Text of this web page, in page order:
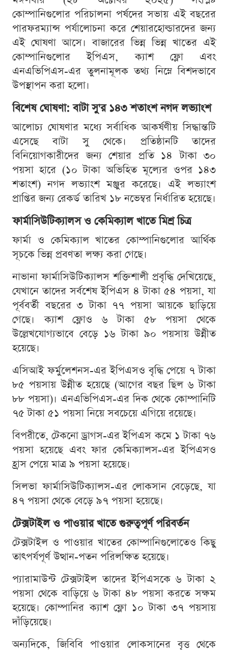
কোম্পানিগুলোর পরিচালনা পর্ষদের সভায় এই বছরের
পারফরম্যান্স পর্যালোচনা করে শেয়ারহোল্ডারদের জন্য
এই ঘোষণা আসে। বাজারের ভিন্ন ভিন্ন খাতের এই
কোম্পানিগুলোর ইপিএস, ক্যাশ ফ্লো এবং
এনএভিপিএস-এর তুলনামূলক তথ্য নিম্নে বিশদভাবে
উপস্থাপন করা হলো।
বিশেষ ঘোষণা: বাটা সু'র ১৪৩ শতাংশ নগদ লভ্যাংশ
আলোচ্য ঘোষণার মধ্যে সর্বাধিক আকর্ষণীয় সিদ্ধান্তটি
এসেছে বাটা সু থেকে। প্রতিষ্ঠানটি তাদের
বিনিয়োগকারীদের জন্য শেয়ার প্রতি ১৪ টাকা ৩০
পয়সা হারে (১০ টাকা অভিহিত মূল্যের ওপর ১৪৩
শতাংশ) নগদ লভ্যাংশ মঞ্জুর করেছে। এই লভ্যাংশ
প্রাপ্তির জন্য রেকর্ড তারিখ ১৮ নভেম্বর নির্ধারিত হয়েছে।
ফার্মাসিউটিক্যালস ও কেমিক্যাল খাতে মিশ্র চিত্র
ফার্মা ও কেমিক্যাল খাতের কোম্পানিগুলোর আর্থিক
সূচকে ভিন্ন প্রবণতা লক্ষ্য করা গেছে।
নাভানা ফার্মাসিউটিক্যালস শক্তিশালী প্রবৃদ্ধি দেখিয়েছে,
যেখানে তাদের সর্বশেষ ইপিএস ৪ টাকা ৫৪ পয়সা, যা
পূর্ববর্তী বছরের ৩ টাকা ৭৭ পয়সা আয়কে ছাড়িয়ে
গেছে। ক্যাশ ফ্লোও ৬ টাকা ৫৮ পয়সা থেকে
উল্লেখযোগ্যভাবে বেড়ে ১৬ টাকা ৯০ পয়সায় উন্নীত
হয়েছে।
এসিআই ফর্মুলেশনস-এর ইপিএসও বৃদ্ধি পেয়ে ৭ টাকা
৮৫ পয়সায় উন্নীত হয়েছে (আগের বছর ছিল ৬ টাকা
৮৮ পয়সা)। এনএভিপিএস-এর দিক থেকে কোম্পানিটি
৭৫ টাকা ৫১ পয়সা নিয়ে সবচেয়ে এগিয়ে রয়েছে।
বিপরীতে, টেকনো ড্রাগস-এর ইপিএস কমে ১ টাকা ৭৬
পয়সা হয়েছে এবং ফার কেমিক্যালস-এর ইপিএসও
হ্রাস পেয়ে মাত্র ৯ পয়সা হয়েছে।
সিলভা ফার্মাসিউটিক্যালস-এর লোকসান বেড়েছে, যা
৪৭ পয়সা থেকে বেড়ে ৯৭ পয়সা হয়েছে।
টেক্সটাইল ও পাওয়ার খাতে গুরুত্বপূর্ণ পরিবর্তন
টেক্সটাইল ও পাওয়ার খাতের কোম্পানিগুলোতেও কিছু
তাৎপর্যপূর্ণ উত্থান-পতন পরিলক্ষিত হয়েছে।
প্যারামাউন্ট টেক্সটাইল তাদের ইপিএসকে ৬ টাকা ২
পয়সা থেকে বাড়িয়ে ৬ টাকা ৪৮ পয়সা করতে সক্ষম
হয়েছে। কোম্পানির ক্যাশ ফ্লো ১০ টাকা ৩৭ পয়সায়
দাঁড়িয়েছে।
অন্যদিকে, জিবিবি পাওয়ার লোকসানের বৃত্ত থেকে